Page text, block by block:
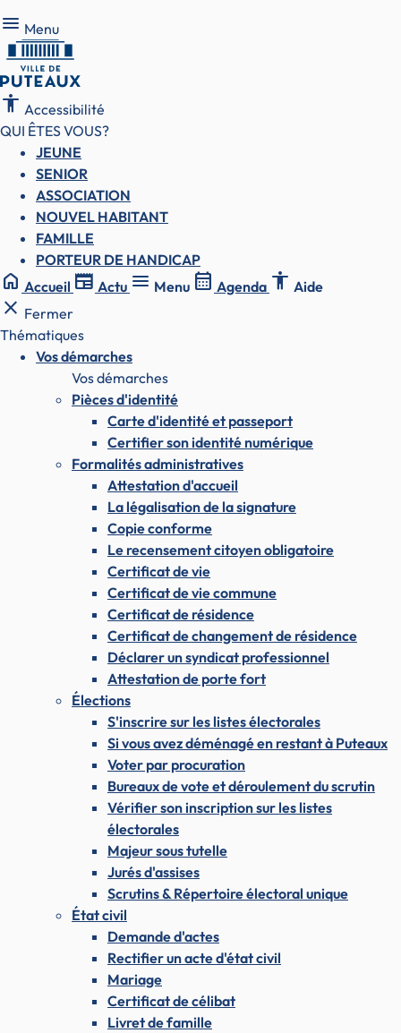
Menu Menu
accessibility Accessibilité
QUI ÊTES VOUS?
JEUNE
SENIOR
ASSOCIATION
NOUVEL HABITANT
FAMILLE
PORTEUR DE HANDICAP
home Accueil newspaper Actu menu Menu calendar_month Agenda accessibility Aide
close Fermer
Thématiques
Vos démarches
Vos démarches
Pièces d'identité
Carte d'identité et passeport
Certifier son identité numérique
Formalités administratives
Attestation d'accueil
La légalisation de la signature
Copie conforme
Le recensement citoyen obligatoire
Certificat de vie
Certificat de vie commune
Certificat de résidence
Certificat de changement de résidence
Déclarer un syndicat professionnel
Attestation de porte fort
Élections
S'inscrire sur les listes électorales
Si vous avez déménagé en restant à Puteaux
Voter par procuration
Bureaux de vote et déroulement du scrutin
Vérifier son inscription sur les listes
électorales
Majeur sous tutelle
Jurés d'assises
Scrutins & Répertoire électoral unique
État civil
Demande d'actes
Rectifier un acte d'état civil
Mariage
Certificat de célibat
Livret de famille